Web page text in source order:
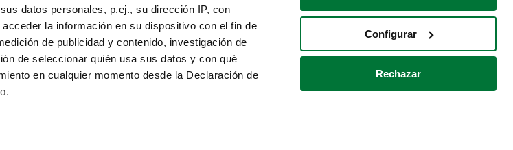
datos personales, p.ej., su dirección IP, con
la información en su dispositivo con el fin de
de publicidad y contenido, investigación de
de seleccionar quién usa sus datos y con qué
en cualquier momento desde la Declaración de
Configurar
Rechazar